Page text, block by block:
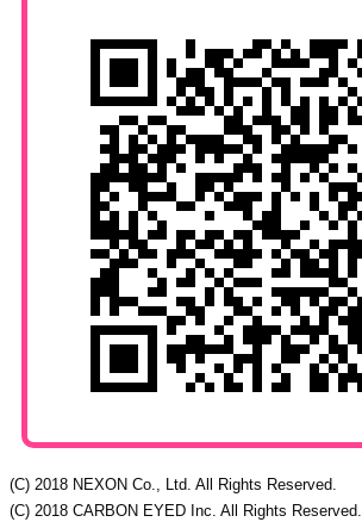
(C) 2018 NEXON Co., Ltd. All Rights Reserved.
(C) 2018 CARBON EYED Inc. All Rights Reserved.